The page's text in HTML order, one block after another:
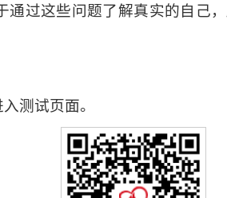
通过这些问题了解真实的自己
测试页面。